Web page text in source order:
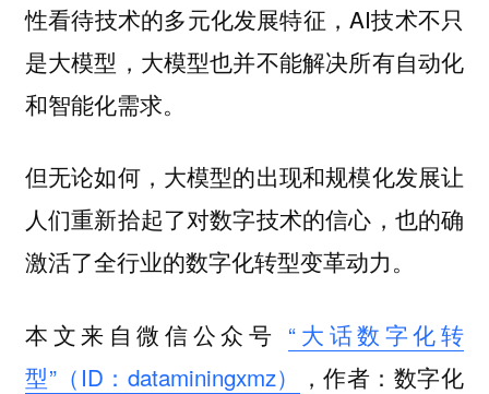
性看待技术的多元化发展特征，AI技术不只
是大模型，大模型也并不能解决所有自动化
和智能化需求。
但无论如何，大模型的出现和规模化发展让
人们重新拾起了对数字技术的信心，也的确
激活了全行业的数字化转型变革动力。
本文来自微信公众号 “大话数字化转
型”（ID：dataminingxmz）
，作者：数字化